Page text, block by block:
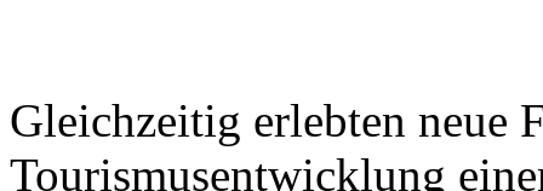
Gleichzeitig erlebten neue
Tourismusentwicklung